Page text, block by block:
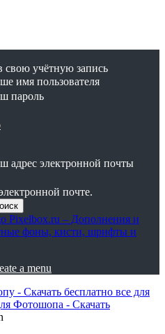
свою учётную запись
имя пользователя
пароль
адрес электронной почты
почте.
Pixelbox.ru – Дополнения и
фоны, кисти, шрифты и
a menu
- Скачать бесплатно все для
Фотошопа - Скачать